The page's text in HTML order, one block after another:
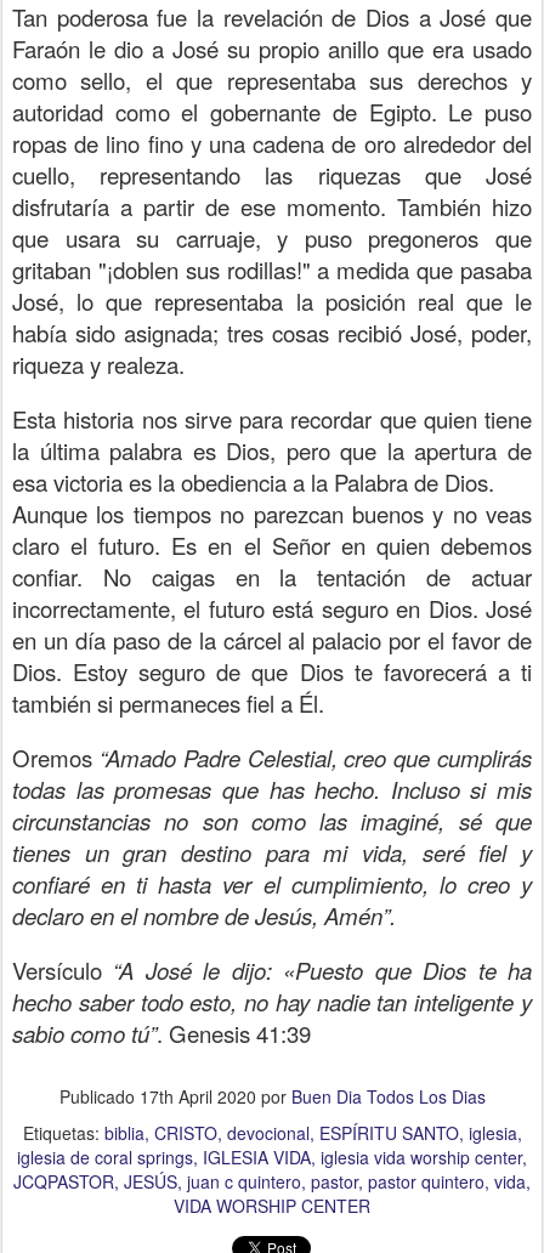
Tan poderosa fue la revelación de Dios a José que
Faraón le dio a José su propio anillo que era usado
como sello, el que representaba sus derechos y
autoridad como el gobernante de Egipto. Le puso
ropas de lino fino y una cadena de oro alrededor del
cuello, representando las riquezas que José
disfrutaría a partir de ese momento. También hizo
que usara su carruaje, y puso pregoneros que
gritaban "¡doblen sus rodillas!" a medida que pasaba
José, lo que representaba la posición real que le
había sido asignada; tres cosas recibió José, poder,
riqueza y realeza.
Esta historia nos sirve para recordar que quien tiene
la última palabra es Dios, pero que la apertura de
esa victoria es la obediencia a la Palabra de Dios.
Aunque los tiempos no parezcan buenos y no veas
claro el futuro. Es en el Señor en quien debemos
confiar. No caigas en la tentación de actuar
incorrectamente, el futuro está seguro en Dios. José
en un día paso de la cárcel al palacio por el favor de
Dios. Estoy seguro de que Dios te favorecerá a ti
también si permaneces fiel a Él.
Oremos “Amado Padre Celestial, creo que cumplirás
todas las promesas que has hecho. Incluso si mis
circunstancias no son como las imaginé, sé que
tienes un gran destino para mi vida, seré fiel y
confiaré en ti hasta ver el cumplimiento, lo creo y
declaro en el nombre de Jesús, Amén”.
Versículo “A José le dijo: «Puesto que Dios te ha
hecho saber todo esto, no hay nadie tan inteligente y
sabio como tú”. Genesis 41:39
Publicado 17th April 2020 por Buen Dia Todos Los Dias
Etiquetas: biblia CRISTO devocional ESPÍRITU SANTO iglesia
iglesia de coral springs IGLESIA VIDA iglesia vida worship center
JCQPASTOR JESÚS juan c quintero pastor pastor quintero vida
VIDA WORSHIP CENTER